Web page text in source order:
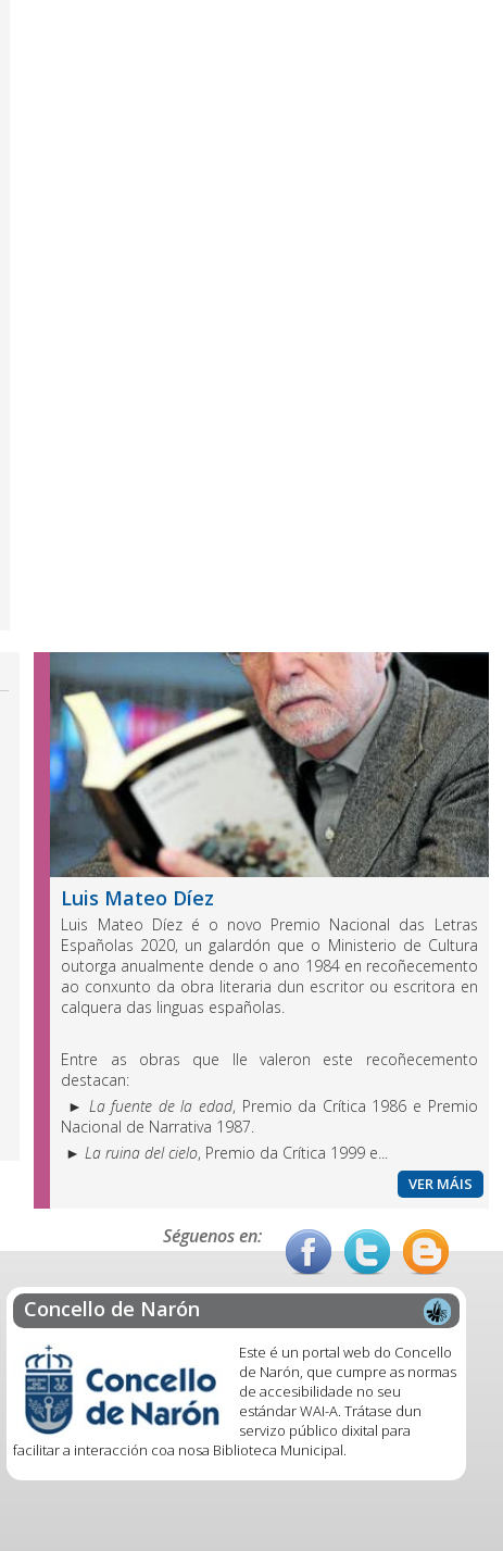
Luis Mateo Díez
Luis Mateo Díez é o novo Premio Nacional das Letras
Españolas 2020, un galardón que o Ministerio de Cultura
outorga anualmente dende o ano 1984 en recoñecemento
ao conxunto da obra literaria dun escritor ou escritora en
calquera das linguas españolas.
Entre as obras que lle valeron este recoñecemento
destacan:
► La fuente de la edad, Premio da Crítica 1986 e Premio
Nacional de Narrativa 1987.
►La ruina del cielo, Premio da Crítica 1999 e...
VER MÁIS
Séguenos en:
Concello de Narón
Este é un portal web do Concello
de Narón, que cumpre as normas
de accesibilidade no seu
estándar WAI-A. Trátase dun
servizo público dixital para
facilitar a interacción coa nosa Biblioteca Municipal.